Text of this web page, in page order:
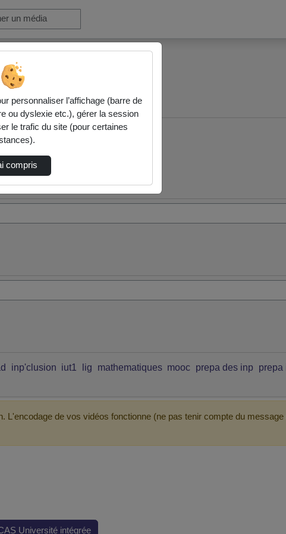
inp'clusion iut1 lig mathematiques mooc prepa des inp prepa
de vos vidéos fonctionne (ne pas tenir compte du
Université intégrée
personnaliser l’affichage (barre de
ou dyslexie etc.), gérer la session
le trafic du site (pour certaines
compris